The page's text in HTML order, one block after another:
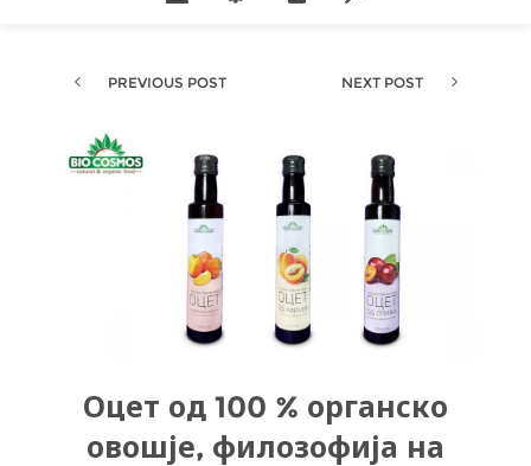
PREVIOUS POST NEXT POST
Оцет од 100 % органско
овошје, филозофија на